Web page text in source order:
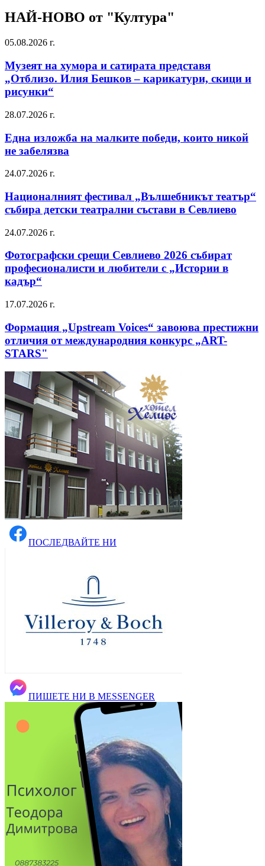
НАЙ-НОВО от "Култура"
05.08.2026 г.
Музеят на хумора и сатирата представя
„Отблизо. Илия Бешков – карикатури, скици и
рисунки“
28.07.2026 г.
Една изложба на малките победи, които никой
не забелязва
24.07.2026 г.
Националният фестивал „Вълшебникът театър“
събира детски театрални състави в Севлиево
24.07.2026 г.
Фотографски срещи Севлиево 2026 събират
професионалисти и любители с „Истории в
кадър“
17.07.2026 г.
Формация „Upstream Voices“ завоюва престижни
отличия от международния конкурс „ART-
STARS"
ПОСЛЕДВАЙТЕ НИ
ПИШЕТЕ НИ В MESSENGER